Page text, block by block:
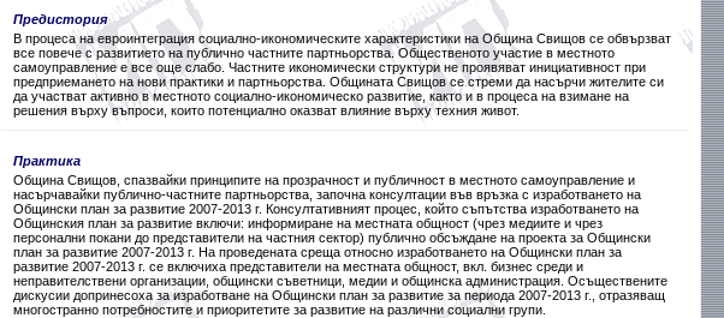
Предистория
В процеса на евроинтеграция социално-икономическите характеристики на Община Свищов се обвързват
все повече с развитието на публично частните партньорства. Общественото участие в местното
самоуправление e все още слабо. Частните икономически структури не проявяват инициативност при
предприемането на нови практики и партньорства. Общината Свищов се стреми да насърчи жителите си
да участват активно в местното социално-икономическо развитие, както и в процеса на взимане на
решения върху въпроси, които потенциално оказват влияние върху техния живот.
Практика
Община Свищов, спазвайки принципите на прозрачност и публичност в местното самоуправление и
насърчавайки публично-частните партньорства, започна консултации във връзка с изработването на
Общински план за развитие 2007-2013 г. Консултативният процес, който съпътства изработването на
Общинския план за развитие включи: информиране на местната общност (чрез медиите и чрез
персонални покани до представители на частния сектор) публично обсъждане на проекта за Общински
план за развитие 2007-2013 г. На проведената среща относно изработването на Общински план за
развитие 2007-2013 г. се включиха представители на местната общност, вкл. бизнес среди и
неправителствени организации, общински съветници, медии и общинска администрация. Осъществените
дискусии допринесоха за изработване на Общински план за развитие за периода 2007-2013 г., отразяващ
многостранно потребностите и приоритетите за развитие на различни социални групи.